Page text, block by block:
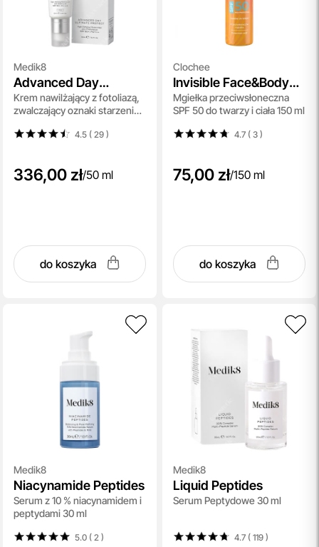
Medik8
Advanced Day
Ultimate Protect SPF
50+ PA++++
Krem nawilżający z fotoliazą,
zwalczający oznaki starzenia
4.5 ( 29)
336,00 zł/50 ml
do koszyka
Clochee
Invisible Face&Body
UV Spray SPF 50
Mgiełka przeciwsłoneczna
SPF 50 do twarzy i ciała 150 ml
4.7 ( 3)
75,00 zł/150 ml
do koszyka
Medik8
Niacynamide Peptides
Serum z 10 % niacynamidem i
peptydami 30 ml
5.0 ( 2 )
Medik8
Liquid Peptides
Serum Peptydowe 30 ml
4.7 ( 119)